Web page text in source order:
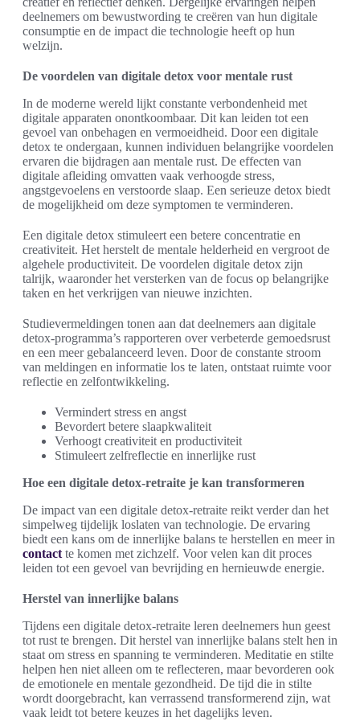
deelnemers om bewustwording te creëren van hun digitale
consumptie en de impact die technologie heeft op hun
welzijn.
De voordelen van digitale detox voor mentale rust
In de moderne wereld lijkt constante verbondenheid met
digitale apparaten onontkoombaar. Dit kan leiden tot een
gevoel van onbehagen en vermoeidheid. Door een digitale
detox te ondergaan, kunnen individuen belangrijke voordelen
ervaren die bijdragen aan mentale rust. De effecten van
digitale afleiding omvatten vaak verhoogde stress,
angstgevoelens en verstoorde slaap. Een serieuze detox biedt
de mogelijkheid om deze symptomen te verminderen.
Een digitale detox stimuleert een betere concentratie en
creativiteit. Het herstelt de mentale helderheid en vergroot de
algehele productiviteit. De voordelen digitale detox zijn
talrijk, waaronder het versterken van de focus op belangrijke
taken en het verkrijgen van nieuwe inzichten.
Studievermeldingen tonen aan dat deelnemers aan digitale
detox-programma’s rapporteren over verbeterde gemoedsrust
en een meer gebalanceerd leven. Door de constante stroom
van meldingen en informatie los te laten, ontstaat ruimte voor
reflectie en zelfontwikkeling.
Vermindert stress en angst
Bevordert betere slaapkwaliteit
Verhoogt creativiteit en productiviteit
Stimuleert zelfreflectie en innerlijke rust
Hoe een digitale detox-retraite je kan transformeren
De impact van een digitale detox-retraite reikt verder dan het
simpelweg tijdelijk loslaten van technologie. De ervaring
biedt een kans om de innerlijke balans te herstellen en meer in
contact te komen met zichzelf. Voor velen kan dit proces
leiden tot een gevoel van bevrijding en hernieuwde energie.
Herstel van innerlijke balans
Tijdens een digitale detox-retraite leren deelnemers hun geest
tot rust te brengen. Dit herstel van innerlijke balans stelt hen in
staat om stress en spanning te verminderen. Meditatie en stilte
helpen hen niet alleen om te reflecteren, maar bevorderen ook
de emotionele en mentale gezondheid. De tijd die in stilte
wordt doorgebracht, kan verrassend transformerend zijn, wat
vaak leidt tot betere keuzes in het dagelijks leven.